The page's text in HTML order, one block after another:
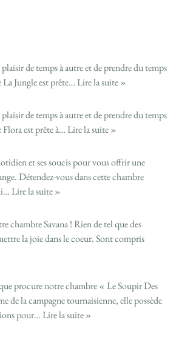
de temps à autre et de prendre du temps
Jungle est prête…Lire la suite »
de temps à autre et de prendre du temps
est prête à…Lire la suite »
et ses soucis pour vous offrir une
Détendez-vous dans cette chambre
Lire la suite »
chambre Savana ! Rien de tel que des
la joie dans le coeur. Sont compris
procure notre chambre « Le Soupir Des
de la campagne tournaisienne, elle possède
pour…Lire la suite »